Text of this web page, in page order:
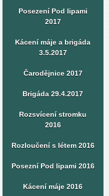
Posezení Pod lipami
2017
Kácení máje a brigáda
3.5.2017
Čarodějnice 2017
Brigáda 29.4.2017
Rozsvícení stromku
2016
Rozloučení s létem 2016
Posezní Pod lipami 2016
Kácení máje 2016